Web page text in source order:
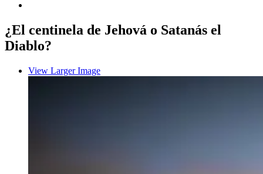
¿El centinela de Jehová o Satanás el
Diablo?
View Larger Image